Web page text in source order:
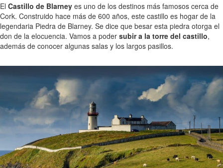
El Castillo de Blarney es uno de los destinos más famosos cerca de
Cork. Construido hace más de 600 años, este castillo es hogar de la
legendaria Piedra de Blarney. Se dice que besar esta piedra otorga el
don de la elocuencia. Vamos a poder subir a la torre del castillo,
además de conocer algunas salas y los largos pasillos.